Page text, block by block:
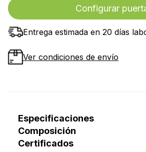
Configurar
Entrega estimada en 20 días
Ver condiciones de envío
Especificaciones
Composición
Certificados